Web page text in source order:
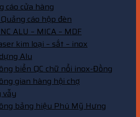
cáo cửa hàng
cáo hộp đèn
ALU – MICA – MDF
kim loại – sắt – inox
Alu
biển QC chữ nổi inox-Đồng
gian hàng hội chợ
vẫy
bảng hiệu Phú Mỹ Hưng